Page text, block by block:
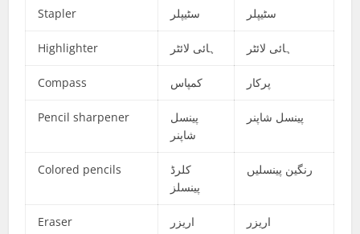
Stapler سٹیپلر سٹیپلر
Highlighter ہائی لائٹر ہائی لائٹر
Compass کمپاس پرکار
Pencil sharpener
پینسل
شاپنر
پینسل شاپنر
Colored pencils
کلرڈ
پینسلز
رنگین پینسلیں
Eraser اریزر اریزر